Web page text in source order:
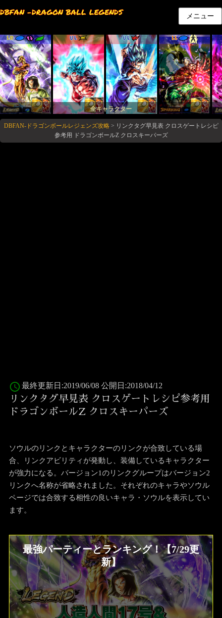
DBFAN -DRAGON BALL LEGENDS メニュー
LR UL UL LL
全キャラクター
DBFAN-ドラゴンボールレジェンズ攻略> リンクタグ早見表 クロスゲートレシピ
参考用 ドラゴンボールZ クロスキーパーズ
access_time 最終更新日:2019/06/08 公開日:2018/04/12
リンクタグ早見表 クロスゲートレシピ参考用
ドラゴンボールZ クロスキーパーズ
ソウルのリンクとキャラクターのリンクが合致している場
合、リンクアビリティが発動し、装備しているキャラクター
が強力になる。バージョン1のリンクグループはバージョン2
リンクへ名称が省略されました。それぞれのキャラやソウル
ページでは合致する相性の良いキャラ・ソウルを表示してい
ます。
最強パーティーとランキング！【7/29更
新】